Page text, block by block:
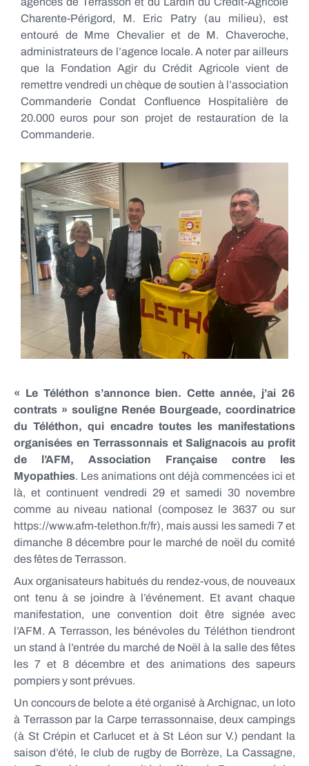
Charente-Périgord, M. Eric Patry (au milieu), est
entouré de Mme Chevalier et de M. Chaveroche,
administrateurs de l’agence locale. A noter par ailleurs
que la Fondation Agir du Crédit Agricole vient de
remettre vendredi un chèque de soutien à l’association
Commanderie Condat Confluence Hospitalière de
20.000 euros pour son projet de restauration de la
Commanderie.
« Le Téléthon s’annonce bien. Cette année, j’ai 26
contrats » souligne Renée Bourgeade, coordinatrice
du Téléthon, qui encadre toutes les manifestations
organisées en Terrassonnais et Salignacois au profit
de l’AFM, Association Française contre les
Myopathies. Les animations ont déjà commencées ici et
là, et continuent vendredi 29 et samedi 30 novembre
comme au niveau national (composez le 3637 ou sur
https://www.afm-telethon.fr/fr), mais aussi les samedi 7 et
dimanche 8 décembre pour le marché de noël du comité
des fêtes de Terrasson.
Aux organisateurs habitués du rendez-vous, de nouveaux
ont tenu à se joindre à l’événement. Et avant chaque
manifestation, une convention doit être signée avec
l’AFM. A Terrasson, les bénévoles du Téléthon tiendront
un stand à l’entrée du marché de Noël à la salle des fêtes
les 7 et 8 décembre et des animations des sapeurs
pompiers y sont prévues.
Un concours de belote a été organisé à Archignac, un loto
à Terrasson par la Carpe terrassonnaise, deux campings
(à St Crépin et Carlucet et à St Léon sur V.) pendant la
saison d’été, le club de rugby de Borrèze, La Cassagne,